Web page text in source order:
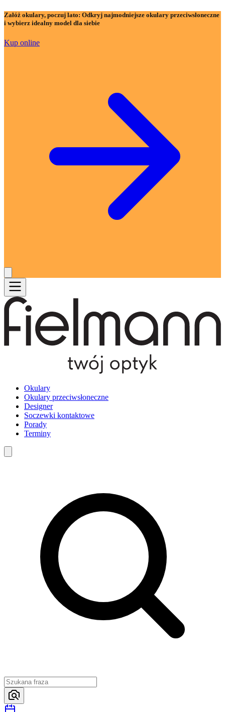
Załóż okulary, poczuj lato: Odkryj najmodniejsze okulary przeciwsłoneczne
i wybierz idealny model dla siebie
Kup online
Okulary
Okulary przeciwsłoneczne
Designer
Soczewki kontaktowe
Porady
Terminy